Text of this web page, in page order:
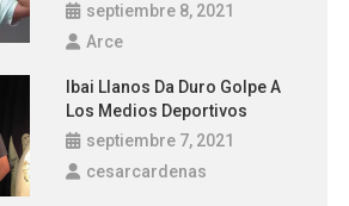
septiembre 8, 2021
Arce
Ibai Llanos Da Duro Golpe A
Los Medios Deportivos
septiembre 7, 2021
cesarcardenas